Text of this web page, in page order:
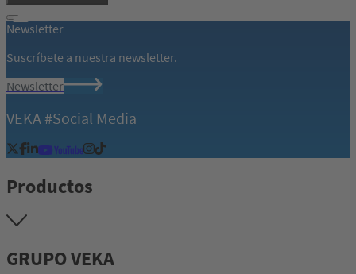
Newsletter
Suscríbete a nuestra newsletter.
Newsletter
VEKA #Social Media
Productos
GRUPO VEKA